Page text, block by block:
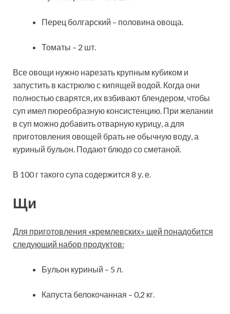
Перец болгарский – половина овоща.
Томаты – 2 шт.
Все овощи нужно нарезать крупным кубиком и
запустить в кастрюлю с кипящей водой. Когда они
полностью сварятся, их взбивают блендером, чтобы
суп имел пюреобразную консистенцию. При желании
в суп можно добавить отварную курицу, а для
приготовления овощей брать не обычную воду, а
куриный бульон. Подают блюдо со сметаной.
В 100 г такого супа содержится 8 у. е.
Щи
Для приготовления «кремлевских» щей понадобится
следующий набор продуктов:
Бульон куриный – 5 л.
Капуста белокочанная – 0,2 кг.